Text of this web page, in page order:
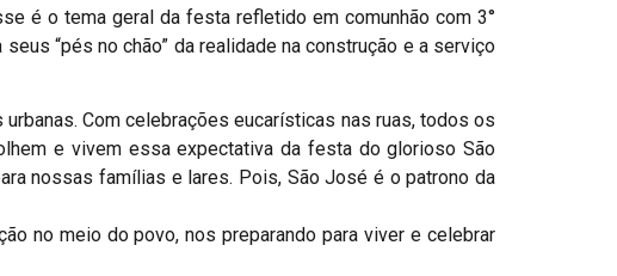
é o tema geral da festa refletido em comunhão com 3°
“pés no chão” da realidade na construção e a serviço
Com celebrações eucarísticas nas ruas, todos os
e vivem essa expectativa da festa do glorioso São
nossas famílias e lares. Pois, São José é o patrono da
no meio do povo, nos preparando para viver e celebrar